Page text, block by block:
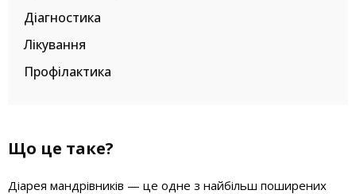
Діагностика
Лікування
Профілактика
Що це таке?
Діарея мандрівників — це одне з найбільш поширених